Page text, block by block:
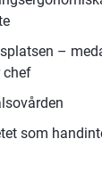
–
chef
som